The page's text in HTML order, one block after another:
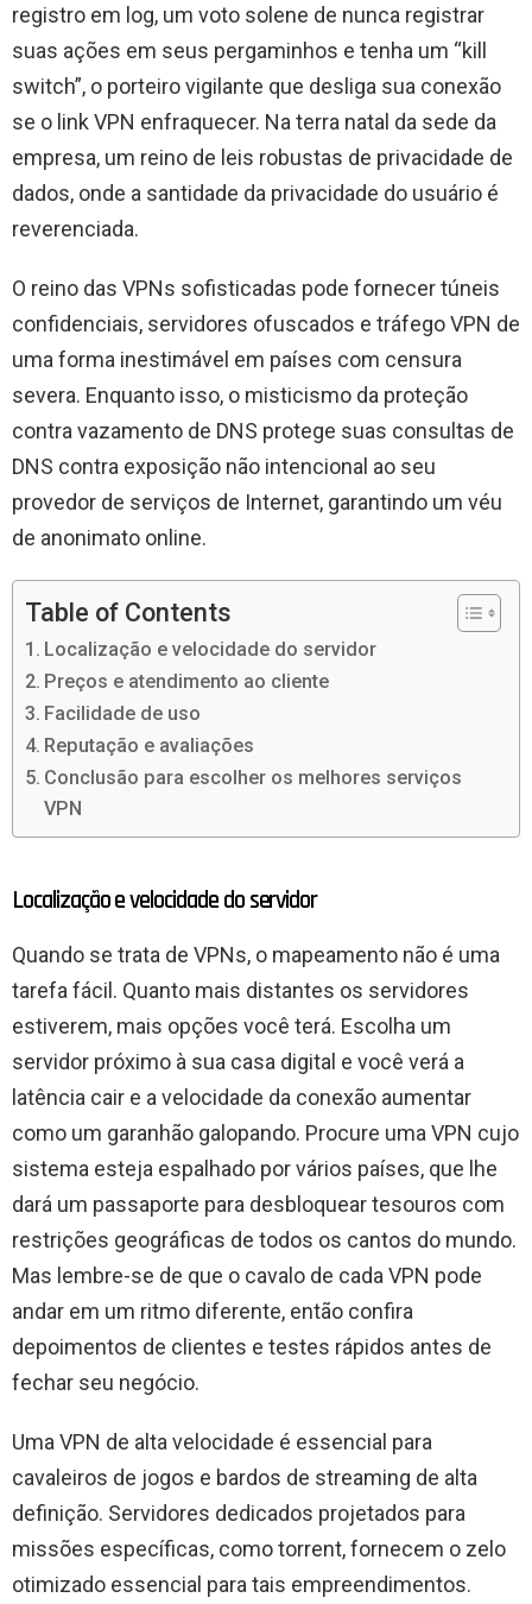
registro em log, um voto solene de nunca registrar
suas ações em seus pergaminhos e tenha um “kill
switch”, o porteiro vigilante que desliga sua conexão
se o link VPN enfraquecer. Na terra natal da sede da
empresa, um reino de leis robustas de privacidade de
dados, onde a santidade da privacidade do usuário é
reverenciada.
O reino das VPNs sofisticadas pode fornecer túneis
confidenciais, servidores ofuscados e tráfego VPN de
uma forma inestimável em países com censura
severa. Enquanto isso, o misticismo da proteção
contra vazamento de DNS protege suas consultas de
DNS contra exposição não intencional ao seu
provedor de serviços de Internet, garantindo um véu
de anonimato online.
Table of Contents
Localização e velocidade do servidor
Preços e atendimento ao cliente
Facilidade de uso
Reputação e avaliações
Conclusão para escolher os melhores serviços
VPN
Localização e velocidade do servidor
Quando se trata de VPNs, o mapeamento não é uma
tarefa fácil. Quanto mais distantes os servidores
estiverem, mais opções você terá. Escolha um
servidor próximo à sua casa digital e você verá a
latência cair e a velocidade da conexão aumentar
como um garanhão galopando. Procure uma VPN cujo
sistema esteja espalhado por vários países, que lhe
dará um passaporte para desbloquear tesouros com
restrições geográficas de todos os cantos do mundo.
Mas lembre-se de que o cavalo de cada VPN pode
andar em um ritmo diferente, então confira
depoimentos de clientes e testes rápidos antes de
fechar seu negócio.
Uma VPN de alta velocidade é essencial para
cavaleiros de jogos e bardos de streaming de alta
definição. Servidores dedicados projetados para
missões específicas, como torrent, fornecem o zelo
otimizado essencial para tais empreendimentos.